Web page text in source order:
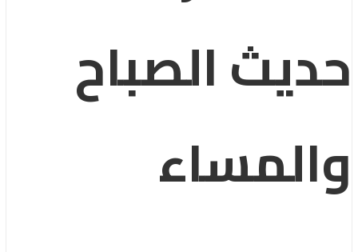
حديث الصباح
والمساء